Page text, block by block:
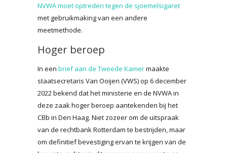
NVWA moet optreden tegen de sjoemelsigaret
met gebruikmaking van een andere
meetmethode.
Hoger beroep
In een brief aan de Tweede Kamermaakte
staatsecretaris Van Ooijen (VWS) op 6 december
2022 bekend dat het ministerie en de NVWA in
deze zaak hoger beroep aantekenden bij het
CBb in Den Haag. Niet zozeer om de uitspraak
van de rechtbank Rotterdam te bestrijden, maar
om definitief bevestiging ervan te krijgen van de